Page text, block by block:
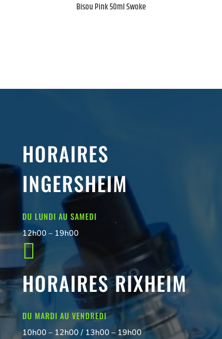
Bisou Pink 50ml Swoke
HORAIRES
INGERSHEIM
DU LUNDI AU SAMEDI
12h00 – 19h00

HORAIRES RIXHEIM
DU MARDI AU VENDREDI
10h00 – 12h00 / 13h00 – 19h00